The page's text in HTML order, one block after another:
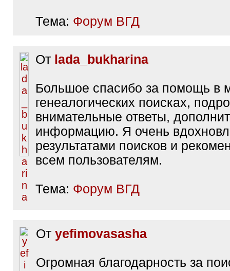
Тема: Форум ВГД
От lada_bukharina
Большое спасибо за помощь в
генеалогических поисках,
внимательные ответы,
информацию. Я очень
результатами поисков и
всем пользователям.
Тема: Форум ВГД
От yefimovasasha
Огромная благодарность за